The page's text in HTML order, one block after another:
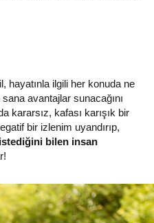
hayatınla ilgili her konuda ne
avantajlar sunacağını
kararsız, kafası karışık bir
bir izlenim uyandırıp,
bilen insan